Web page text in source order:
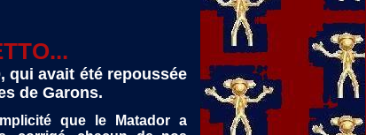
qui avait été repoussée
de Garons.
que le Matador a